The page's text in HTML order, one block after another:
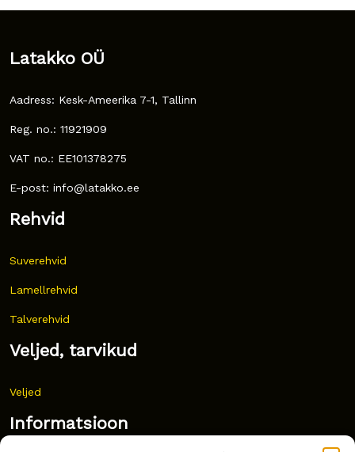
Latakko OÜ
Aadress: Kesk-Ameerika 7-1, Tallinn
Reg. no.: 11921909
VAT no.: EE101378275
E-post: info@latakko.ee
Rehvid
Suverehvid
Lamellrehvid
Talverehvid
Veljed, tarvikud
Veljed
Informatsioon